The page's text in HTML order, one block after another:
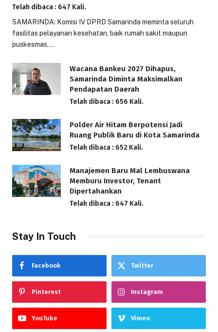
Telah dibaca : 647 Kali.
SAMARINDA: Komisi IV DPRD Samarinda meminta seluruh
fasilitas pelayanan kesehatan, baik rumah sakit maupun
puskesmas,…
Wacana Bankeu 2027 Dihapus,
Samarinda Diminta Maksimalkan
Pendapatan Daerah
Telah dibaca : 656 Kali.
Polder Air Hitam Berpotensi Jadi
Ruang Publik Baru di Kota Samarinda
Telah dibaca : 652 Kali.
Manajemen Baru Mal Lembuswana
Memburu Investor, Tenant
Dipertahankan
Telah dibaca : 647 Kali.
Stay In Touch
Facebook Twitter
Pinterest Instagram
YouTube Vimeo